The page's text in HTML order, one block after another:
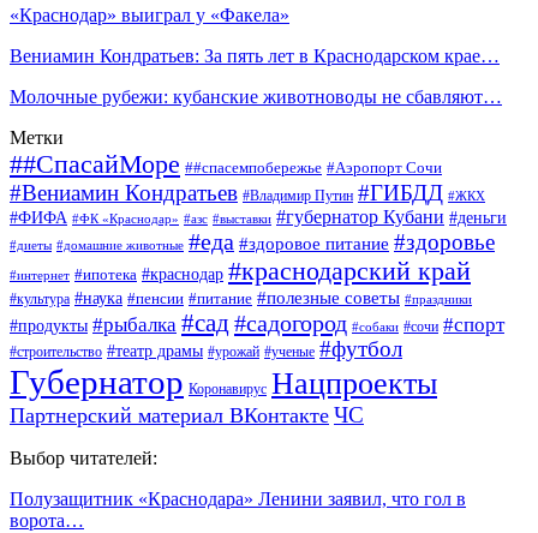
«Краснодар» выиграл у «Факела»
Вениамин Кондратьев: За пять лет в Краснодарском крае…
Молочные рубежи: кубанские животноводы не сбавляют…
Метки
##СпасайМоре ##спасемпобережье #Аэропорт Сочи
#Вениамин Кондратьев #Владимир Путин #ГИБДД #ЖКХ
#ФИФА #ФК «Краснодар» #азс #выставки #губернатор Кубани #деньги
#диеты #домашние животные #еда #здоровое питание #здоровье
#интернет #ипотека #краснодар #краснодарский край
#культура #наука #пенсии #питание #полезные советы #праздники
#продукты #рыбалка #сад #садогород #собаки #сочи #спорт
#строительство #театр драмы #урожай #ученые #футбол
Губернатор Коронавирус Нацпроекты
Партнерский материал ВКонтакте ЧС
Выбор читателей:
Полузащитник «Краснодара» Ленини заявил, что гол в
ворота…